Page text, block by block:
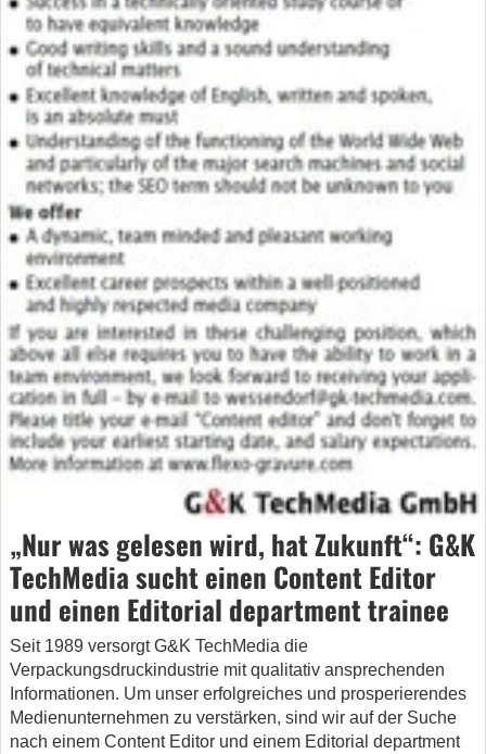
„Nur was gelesen wird, hat Zukunft“: G&K
TechMedia sucht einen Content Editor
und einen Editorial department trainee
Seit 1989 versorgt G&K TechMedia die
Verpackungsdruckindustrie mit qualitativ ansprechenden
Informationen. Um unser erfolgreiches und prosperierendes
Medienunternehmen zu verstärken, sind wir auf der Suche
nach einem Content Editor und einem Editorial department